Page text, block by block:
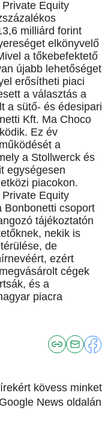
Equity
milliárd forint
elkönyvelő
a tőkebefektető
újabb lehetőséget
erősítheti piaci
a választás a
a sütő- és édesipari
Kft. Ma Choco
Ez év
a
a Stollwerck és
egységesen
piacokon.
Equity
Bonbonetti csoport
tájékoztatón
nekik is
de
ezért
cégek
és a
piacra
kövess minket
Google News oldalán